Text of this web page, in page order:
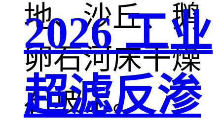
地、沙丘、鹅
卵石河床干燥
石坡上。
2026 工业
超滤反渗